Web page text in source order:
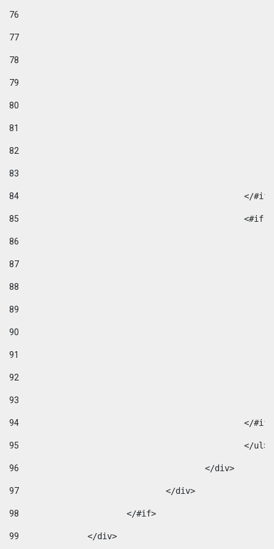
76
77
78
79
80
81
82
83
84
</
85
86
87
88
89
90
91
92
93
94
95
96
					</div>
97
				</div>
98
99